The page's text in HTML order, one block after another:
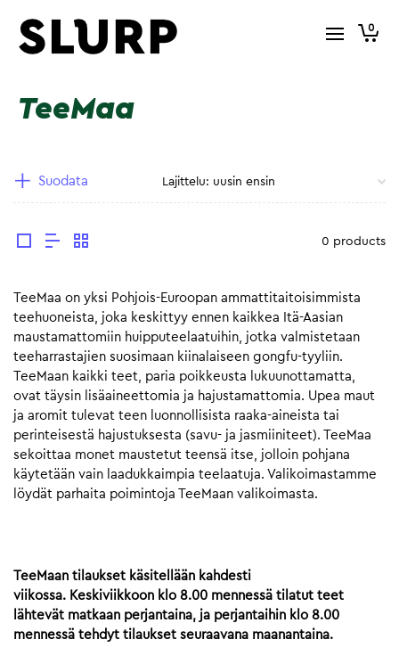
0
TeeMaa
Suodata
0 products
TeeMaa on yksi Pohjois-Euroopan ammattitaitoisimmista
teehuoneista, joka keskittyy ennen kaikkea Itä-Aasian
maustamattomiin huipputeelaatuihin, jotka valmistetaan
teeharrastajien suosimaan kiinalaiseen gongfu-tyyliin.
TeeMaan kaikki teet, paria poikkeusta lukuunottamatta,
ovat täysin lisäaineettomia ja hajustamattomia. Upea maut
ja aromit tulevat teen luonnollisista raaka-aineista tai
perinteisestä hajustuksesta (savu- ja jasmiiniteet). TeeMaa
sekoittaa monet maustetut teensä itse, jolloin pohjana
käytetään vain laadukkaimpia teelaatuja. Valikoimastamme
löydät parhaita poimintoja TeeMaan valikoimasta.
TeeMaan tilaukset käsitellään kahdesti
viikossa. Keskiviikkoon klo 8.00 mennessä tilatut teet
lähtevät matkaan perjantaina, ja perjantaihin klo 8.00
mennessä tehdyt tilaukset seuraavana maanantaina.